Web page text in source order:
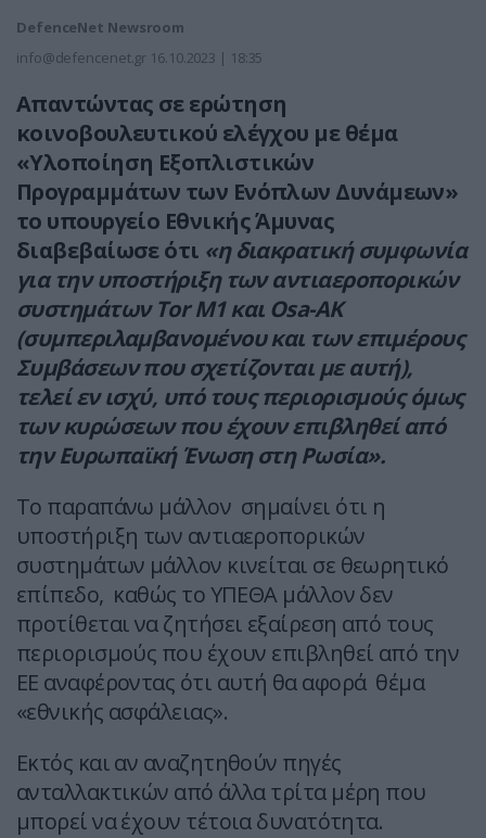
DefenceNet Newsroom
info@defencenet.gr 16.10.2023 | 18:35
Απαντώντας σε ερώτηση
κοινοβουλευτικού ελέγχου με θέμα
«Υλοποίηση Εξοπλιστικών
Προγραμμάτων των Ενόπλων Δυνάμεων»
το υπουργείο Εθνικής Άμυνας
διαβεβαίωσε ότι «η διακρατική συμφωνία
για την υποστήριξη των αντιαεροπορικών
συστημάτων Tor M1 και Osa-AK
(συμπεριλαμβανομένου και των επιμέρους
Συμβάσεων που σχετίζονται με αυτή),
τελεί εν ισχύ, υπό τους περιορισμούς όμως
των κυρώσεων που έχουν επιβληθεί από
την Ευρωπαϊκή Ένωση στη Ρωσία».
Το παραπάνω μάλλον σημαίνει ότι η
υποστήριξη των αντιαεροπορικών
συστημάτων μάλλον κινείται σε θεωρητικό
επίπεδο, καθώς το ΥΠΕΘΑ μάλλον δεν
προτίθεται να ζητήσει εξαίρεση από τους
περιορισμούς που έχουν επιβληθεί από την
ΕΕ αναφέροντας ότι αυτή θα αφορά θέμα
«εθνικής ασφάλειας».
Εκτός και αν αναζητηθούν πηγές
ανταλλακτικών από άλλα τρίτα μέρη που
μπορεί να έχουν τέτοια δυνατότητα.